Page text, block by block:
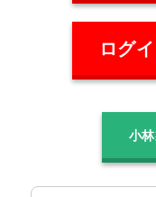
ログ
小